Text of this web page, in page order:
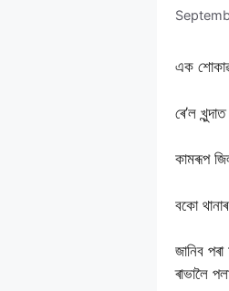
এক
ৰে’ল
কামৰূপ
বকো
জানিব
ৰাভালৈ